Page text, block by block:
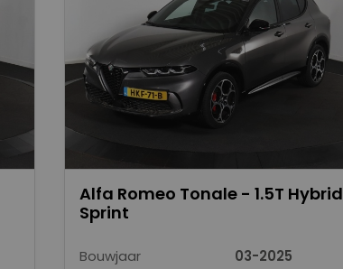
Alfa Romeo Tonale - 1.5T Hybrid
Sprint
Bouwjaar
03-2025